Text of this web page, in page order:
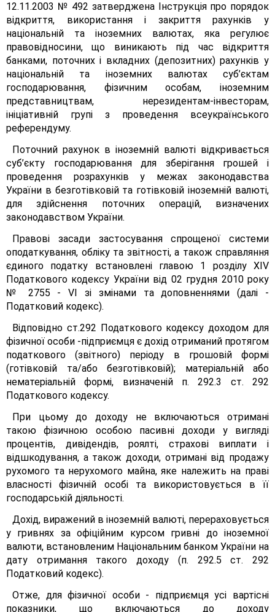
12.11.2003 № 492 затверджена Інструкція про порядок
відкриття, використання і закриття рахунків у
національній та іноземних валютах, яка регулює
правовідносини, що виникають під час відкриття
банками, поточних і вкладних (депозитних) рахунків у
національній та іноземних валютах суб’єктам
господарювання, фізичним особам, іноземним
представництвам, нерезидентам-інвесторам,
ініціативній групі з проведення всеукраїнського
референдуму.
Поточний рахунок в іноземній валюті відкривається
суб’єкту господарювання для зберігання грошей і
проведення розрахунків у межах законодавства
України в безготівковій та готівковій іноземній валюті,
для здійснення поточних операцій, визначених
законодавством України.
Правові засади застосування спрощеної системи
оподаткування, обліку та звітності, а також справляння
єдиного податку встановлені главою 1 розділу XIV
Податкового кодексу України від 02 грудня 2010 року
№ 2755 - VI зі змінами та доповненнями (далі -
Податковий кодекс).
Відповідно ст.292 Податкового кодексу доходом для
фізичної особи -підприємця є дохід отриманий протягом
податкового (звітного) періоду в грошовій формі
(готівковій та/або безготівковій); матеріальній або
нематеріальній формі, визначеній п. 292.3 ст. 292
Податкового кодексу.
При цьому до доходу не включаються отримані
такою фізичною особою пасивні доходи у вигляді
процентів, дивідендів, роялті, страхові виплати і
відшкодування, а також доходи, отримані від продажу
рухомого та нерухомого майна, яке належить на праві
власності фізичній особі та використовується в її
господарській діяльності.
Дохід, виражений в іноземній валюті, перераховується
у гривнях за офіційним курсом гривні до іноземної
валюти, встановленим Національним банком України на
дату отримання такого доходу (п. 292.5 ст. 292
Податковий кодекс).
Отже, для фізичної особи - підприємця усі вартісні
показники, що включаються до доходу